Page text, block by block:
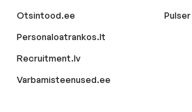
Otsintood.ee
Personaloatrankos.lt
Recruitment.lv
Varbamisteenused.ee
Pulser